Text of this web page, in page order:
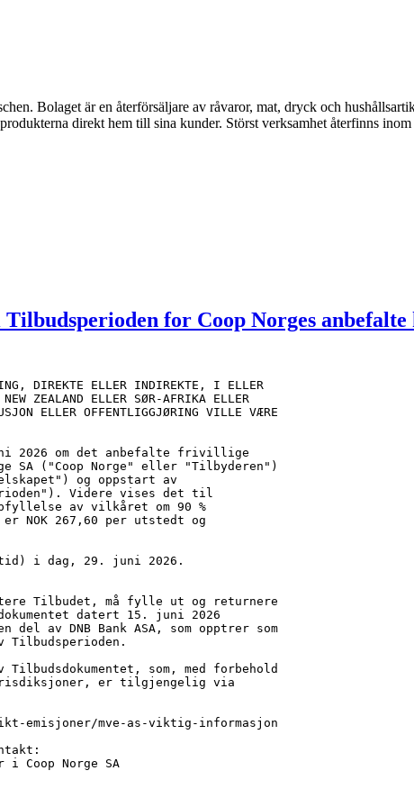
Bolaget är en återförsäljare av råvaror, mat, dryck och
direkt hem till sina kunder. Störst verksamhet återfinns
Tilbudsperioden for Coop Norges
DIREKTE ELLER INDIREKTE, I ELLER
ZEALAND ELLER SØR-AFRIKA ELLER
ELLER OFFENTLIGGJØRING VILLE VÆRE
2026 om det anbefalte frivillige
SA ("Coop Norge" eller "Tilbyderen")
og oppstart av
Videre vises det til
av vilkåret om 90 %
NOK 267,60 per utstedt og
i dag, 29. juni 2026.
Tilbudet, må fylle ut og returnere
datert 15. juni 2026
av DNB Bank ASA, som opptrer som
som, med forbehold
er tilgjengelig via
emisjoner/mve-as-viktig-informasjon
i Coop Norge SA